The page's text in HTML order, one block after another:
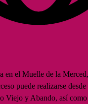
en el Muelle de la
puede realizarse desde
Viejo y Abando, así como